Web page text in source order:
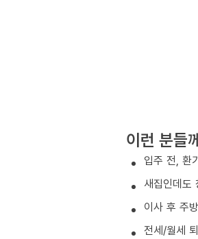
이런 분들
입주 전, 환
새집인데도
이사 후 주
전세/월세